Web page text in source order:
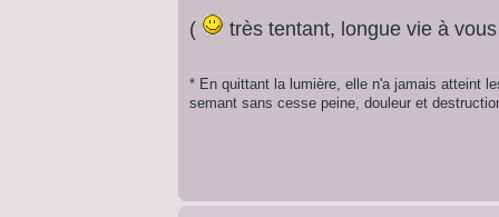
( très tentant, longue vie à
* En quittant la lumière, elle n'a jamais atteint
semant sans cesse peine, douleur et